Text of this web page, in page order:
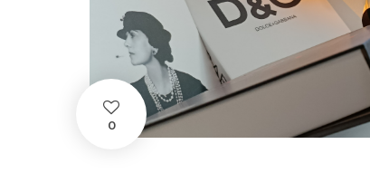
0